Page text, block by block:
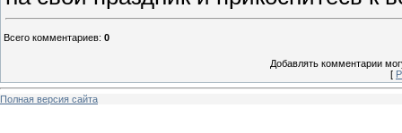
Всего комментариев: 0
Добавлять комментарии
[
Полная версия сайта